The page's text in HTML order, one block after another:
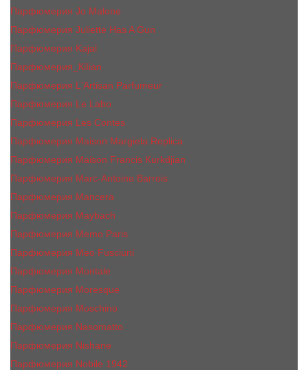
Парфюмерия Jо Malоnе
Парфюмерия Juliette Has A Gun
Парфюмерия Kajal
Парфюмерия_КiIiаn
Парфюмерия L'Artisan Parfumeur
Парфюмерия Le Labo
Парфюмерия Les Contes
Парфюмерия Maison Margiela Replica
Парфюмерия Maison Francis Kurkdjian
Парфюмерия Marc-Antoine Barrois
Парфюмерия Mancera
Парфюмерия Maybach
Парфюмерия Memo Paris
Парфюмерия Meo Fusciuni
Парфюмерия Montale
Парфюмерия Moresque
Парфюмерия Moschino
Парфюмерия Nasomatto
Парфюмерия Nishane
Парфюмерия Nobile 1942